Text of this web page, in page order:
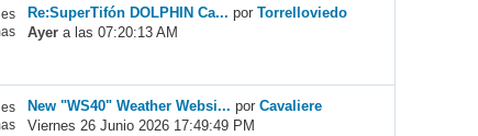
Re:SuperTifón DOLPHIN Ca... porTorrelloviedo
Ayer a las 07:20:13 AM
New "WS40" Weather Websi... porCavaliere
Viernes 26 Junio 2026 17:49:49 PM